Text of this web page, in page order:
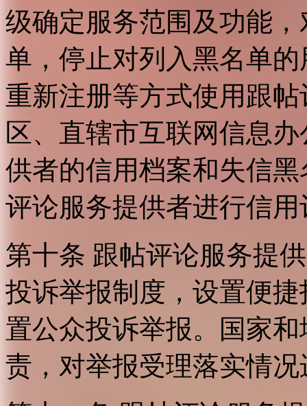
级确定服务范围及功能
单，停止对列入黑名单
重新注册等方式使用跟
区、直辖市互联网信息
供者的信用档案和失信
评论服务提供者进行信用
第十条 跟帖评论服务提
投诉举报制度，设置便
置公众投诉举报。国家
责，对举报受理落实情